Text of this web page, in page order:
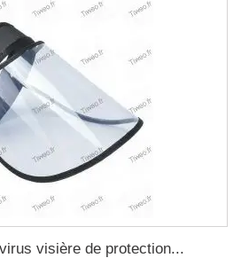
visière de protection...